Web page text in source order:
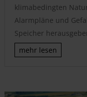
klimabedingten
Alarmpläne und
Speicher
mehr lesen